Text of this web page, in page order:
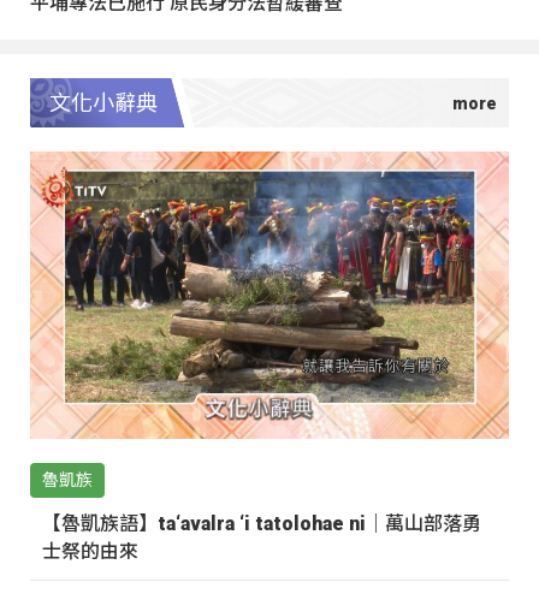
文化小辭典
魯凱族
【魯凱族語】ta‘avalra ‘i tatolohae ni｜萬山部落勇
士祭的由來